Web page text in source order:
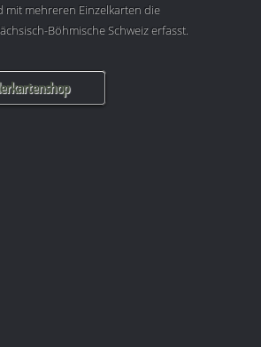
mit mehreren Einzelkarten die
Böhmische Schweiz erfasst.